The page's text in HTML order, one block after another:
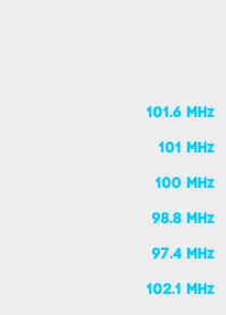
101.6 MHz
101 MHz
100 MHz
98.8 MHz
97.4 MHz
102.1 MHz